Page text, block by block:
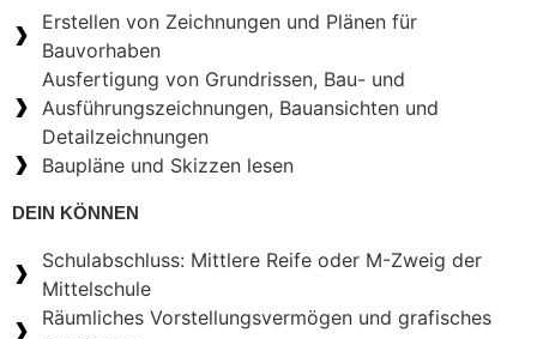
Erstellen von Zeichnungen und Plänen für
Bauvorhaben
Ausfertigung von Grundrissen, Bau- und
Ausführungszeichnungen, Bauansichten und
Detailzeichnungen
Baupläne und Skizzen lesen
DEIN KÖNNEN
Schulabschluss: Mittlere Reife oder M-Zweig der
Mittelschule
Räumliches Vorstellungsvermögen und grafisches